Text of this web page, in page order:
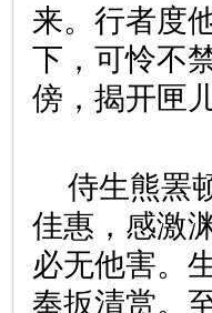
来。行者度
下，可怜不
傍，揭开匣
侍生熊罴
佳惠，感激
必无他害。
奉扳清赏。